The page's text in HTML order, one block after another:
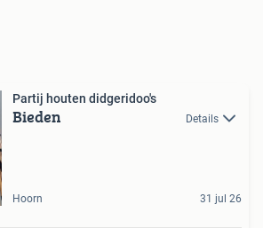
Partij houten didgeridoo's
Bieden Details
Hoorn 31 jul 26